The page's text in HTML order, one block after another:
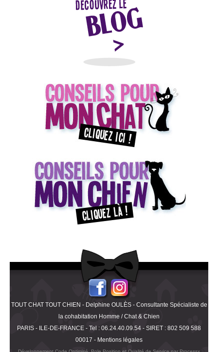
TOUT CHAT TOUT CHIEN - Delphine OULÈS - Consultante Spécialiste de
la cohabitation Homme / Chat & Chien
PARIS - ILE-DE-FRANCE - Tel : 06.24.40.09.54 - SIRET : 802 509 588
00017 - Mentions légales